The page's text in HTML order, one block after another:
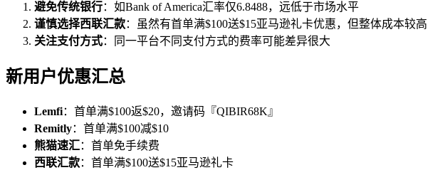
避免传统银行：如Bank of America汇率仅6.8488，远低于市场水平
谨慎选择西联汇款：虽然有首单满$100送$15亚马逊礼卡优惠，但整体成本较高
关注支付方式：同一平台不同支付方式的费率可能差异很大
新用户优惠汇总
Lemfi：首单满$100返$20，邀请码『QIBIR68K』
Remitly：首单满$100减$10
熊猫速汇：首单免手续费
西联汇款：首单满$100送$15亚马逊礼卡